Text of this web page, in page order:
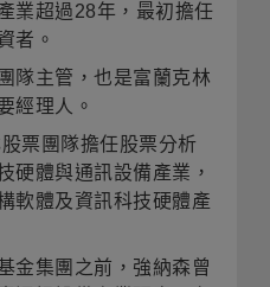
業超過28年，最初擔任
者。
隊主管，也是富蘭克林
經理人。
票團隊擔任股票分析
硬體與通訊設備產業，
軟體及資訊科技硬體產
金集團之前，強納森曾